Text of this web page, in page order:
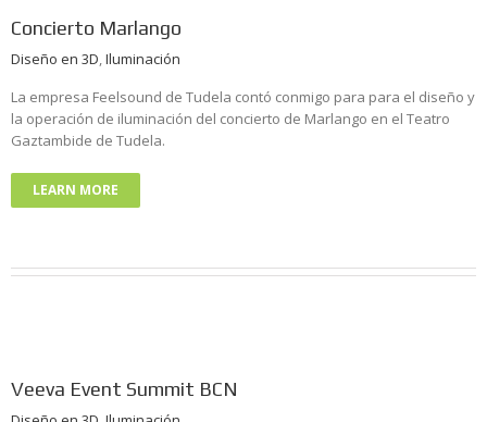
Concierto Marlango
Diseño en 3D,Iluminación
La empresa Feelsound de Tudela contó conmigo para para el diseño y
la operación de iluminación del concierto de Marlango en el Teatro
Gaztambide de Tudela.
LEARN MORE
Veeva Event Summit BCN